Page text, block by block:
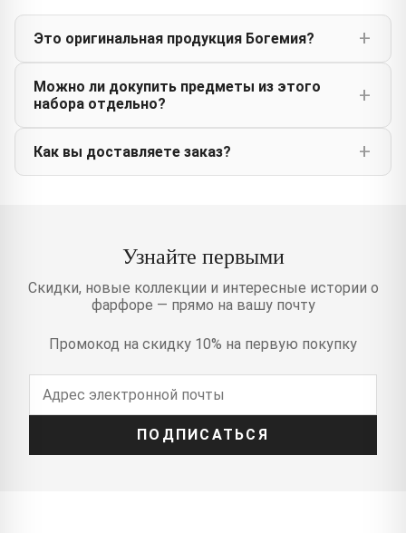
Это оригинальная продукция Богемия?
Можно ли докупить предметы из этого
набора отдельно?
Как вы доставляете заказ?
Узнайте первыми
Скидки, новые коллекции и интересные истории о
фарфоре — прямо на вашу почту
Промокод на скидку 10% на первую покупку
ПОДПИСАТЬСЯ